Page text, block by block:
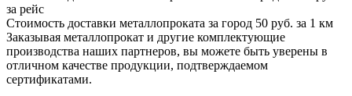
за рейс
Стоимость доставки металлопроката за город 50 руб. за 1 км
Заказывая металлопрокат и другие комплектующие
производства наших партнеров, вы можете быть уверены в
отличном качестве продукции, подтверждаемом
сертификатами.